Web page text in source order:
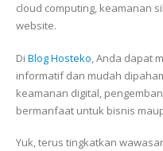
cloud computing, keamanan
website.
Di Blog Hosteko, Anda dapat
informatif dan mudah
keamanan digital,
bermanfaat untuk bisnis
Yuk, terus tingkatkan